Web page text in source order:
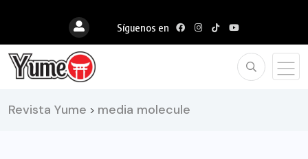
Síguenos en
Revista Yume > media molecule